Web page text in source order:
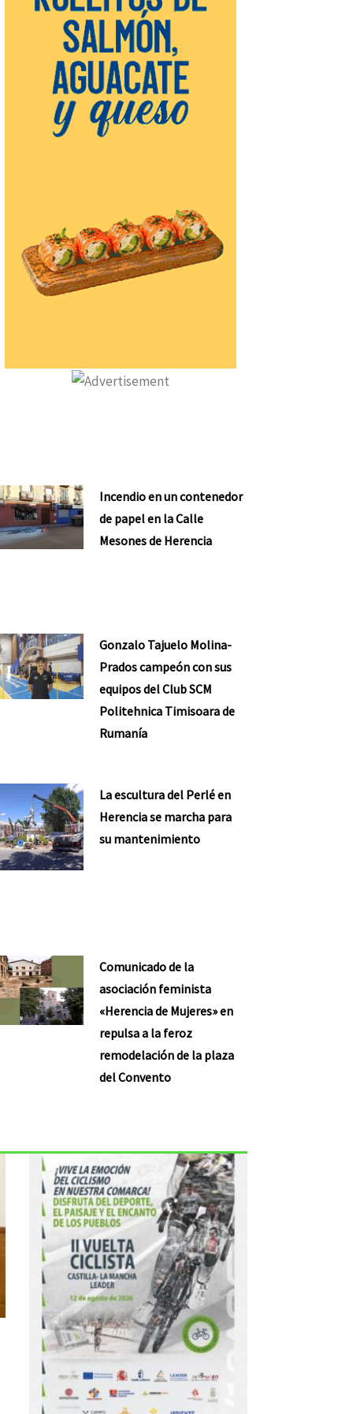
Incendio en un contenedor
de papel en la Calle
Mesones de Herencia
Gonzalo Tajuelo Molina-
Prados campeón con sus
equipos del Club SCM
Politehnica Timisoara de
Rumanía
La escultura del Perlé en
Herencia se marcha para
su mantenimiento
Comunicado de la
asociación feminista
«Herencia de Mujeres» en
repulsa a la feroz
remodelación de la plaza
del Convento